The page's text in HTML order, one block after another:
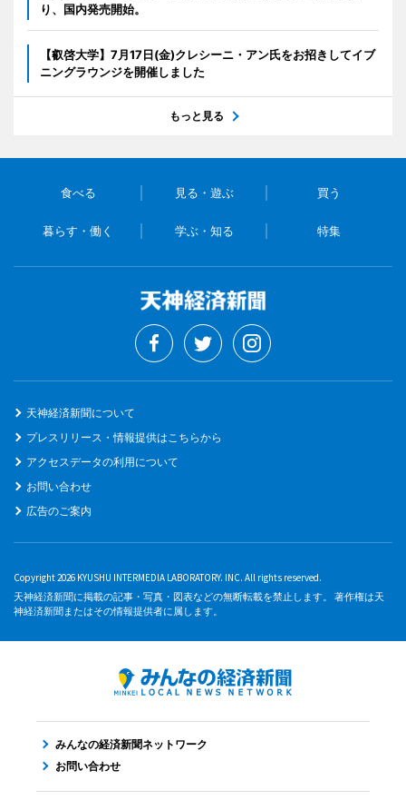
り、国内発売開始。
【叡啓大学】7月17日(金)クレシーニ・アン氏をお招きしてイブ
ニングラウンジを開催しました
もっと見る
食べる 見る・遊ぶ 買う
暮らす・働く 学ぶ・知る 特集
天神経済新聞について
プレスリリース・情報提供はこちらから
アクセスデータの利用について
お問い合わせ
広告のご案内
Copyright 2026 KYUSHU INTERMEDIA LABORATORY. INC. All rights reserved.
天神経済新聞に掲載の記事・写真・図表などの無断転載を禁止します。 著作権は天
神経済新聞またはその情報提供者に属します。
みんなの経済新聞ネットワーク
お問い合わせ